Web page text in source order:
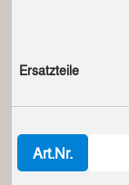
Ersatzteile
Art.Nr.